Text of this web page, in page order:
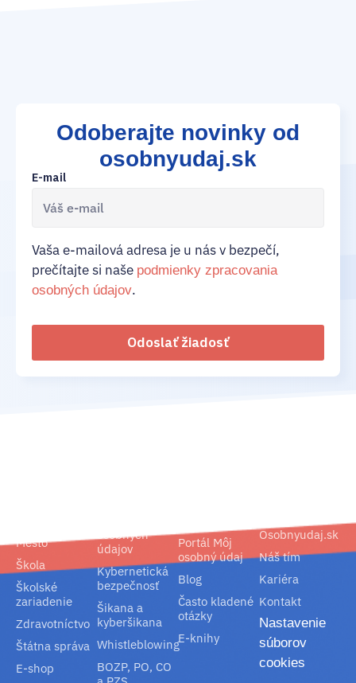
Odoberajte novinky od
osobnyudaj.sk
E-mail
Vaša e-mailová adresa je u nás v bezpečí,
prečítajte si naše podmienky zpracovania
osobných údajov.
Odoslať žiadosť
Mesto
Škola
Školské
zariadenie
Zdravotníctvo
Štátna správa
E-shop
osobných
údajov
Kybernetická
bezpečnosť
Šikana a
kyberšikana
Whistleblowing
BOZP, PO, CO
Portál Môj
osobný údaj
Blog
Často kladené
otázky
E-knihy
Osobnyudaj.sk
Náš tím
Kariéra
Kontakt
Nastavenie
súborov
cookies